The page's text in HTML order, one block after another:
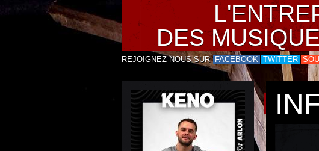
DES
REJOIGNEZ-NOUS SUR FACEBOOK TWITTER